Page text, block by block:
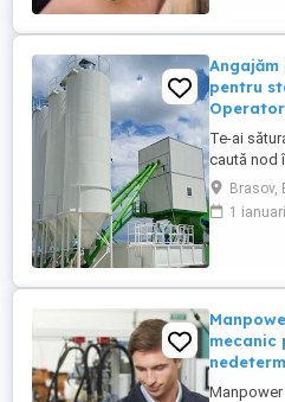
calificare
de
Angajăm
pentru
Te-ai
caută nod
iar la final
Ce
punctual
mai mult ...
Brasov,
1
mecanic